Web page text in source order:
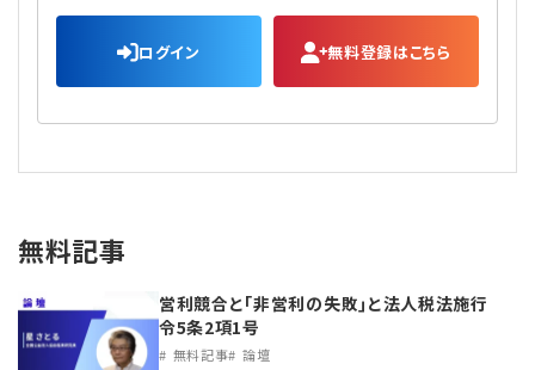
ログイン 無料登録はこちら
無料記事
営利競合と｢非営利の失敗｣と法人税法施行
令5条2項1号
無料記事 論壇